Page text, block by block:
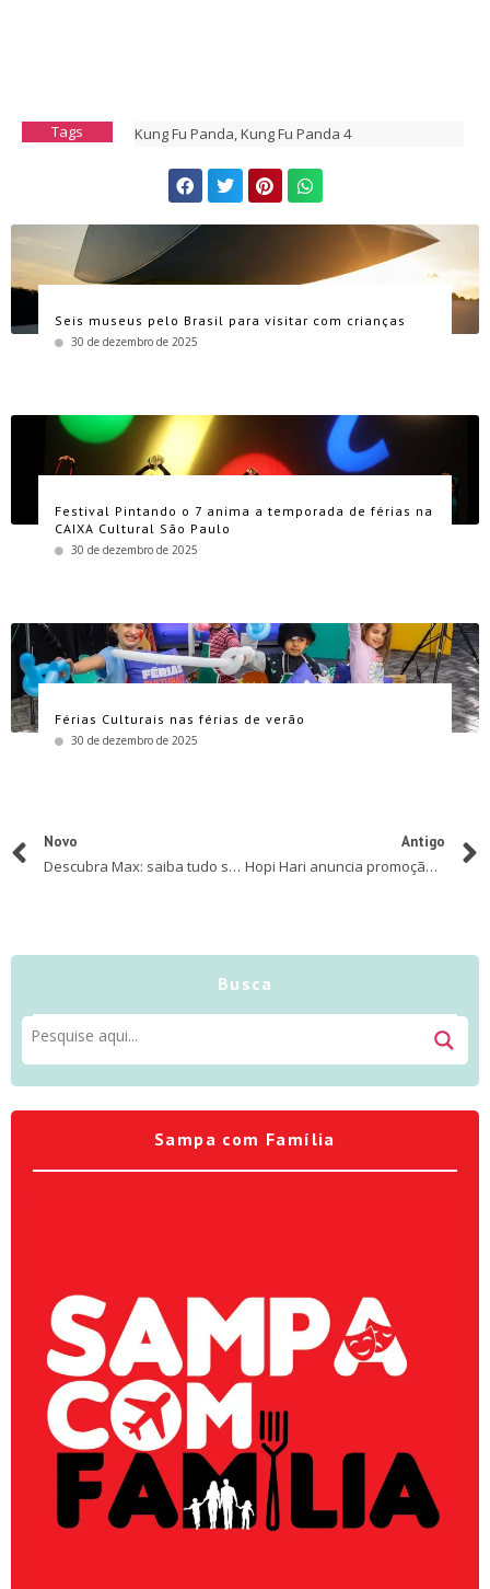
Tags Kung Fu Panda,Kung Fu Panda 4
Seis museus pelo Brasil para visitar com crianças
30 de dezembro de 2025
Festival Pintando o 7 anima a temporada de férias na
CAIXA Cultural São Paulo
30 de dezembro de 2025
Férias Culturais nas férias de verão
30 de dezembro de 2025
Novo
Descubra Max: saiba tudo sobre a experiência do streaming que chega ao Brasil no dia 27 de fevereiro
Antigo
Hopi Hari anuncia promoção especial para o Dia Internacional da Mulher
Busca
Sampa com Família